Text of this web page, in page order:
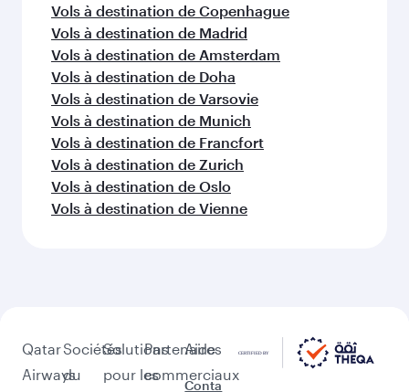
Vols à destination de Copenhague
Vols à destination de Madrid
Vols à destination de Amsterdam
Vols à destination de Doha
Vols à destination de Varsovie
Vols à destination de Munich
Vols à destination de Francfort
Vols à destination de Zurich
Vols à destination de Oslo
Vols à destination de Vienne
Qatar
Airways
Sociétés
du
Solutions
pour les
Partenaires
commerciaux
Aide
Conta